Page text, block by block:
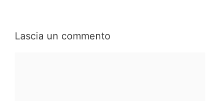
Lascia un commento